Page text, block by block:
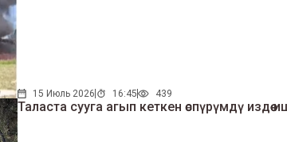
15 Июль 2026 16:45 439
Таласта сууга агып кеткен өспүрүмдү издөө